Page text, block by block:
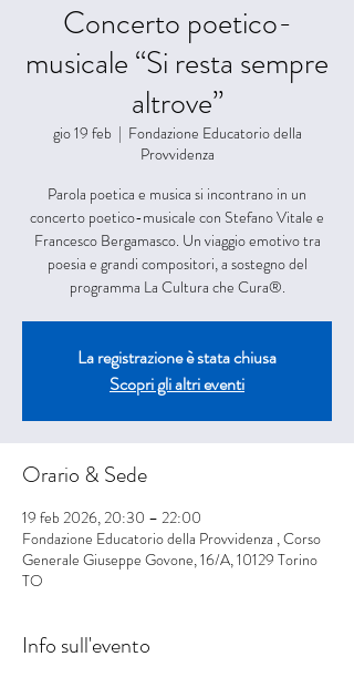
Concerto poetico-
musicale “Si resta sempre
altrove”
gio 19 feb
  |
Fondazione Educatorio della
Provvidenza
Parola poetica e musica si incontrano in un
concerto poetico-musicale con Stefano Vitale e
Francesco Bergamasco. Un viaggio emotivo tra
poesia e grandi compositori, a sostegno del
programma La Cultura che Cura®.
La registrazione è stata chiusa
Scopri gli altri eventi
Orario & Sede
19 feb 2026, 20:30 – 22:00
Fondazione Educatorio della Provvidenza , Corso
Generale Giuseppe Govone, 16/A, 10129 Torino
TO
Info sull'evento